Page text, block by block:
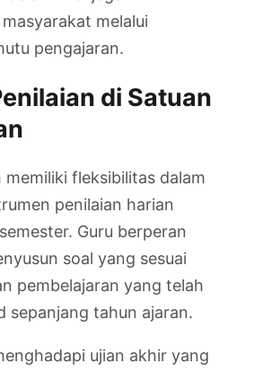
melalui
pengajaran.
di Satuan
memiliki fleksibilitas dalam
penilaian harian
Guru berperan
soal yang sesuai
pembelajaran yang telah
sepanjang tahun ajaran.
ujian akhir yang